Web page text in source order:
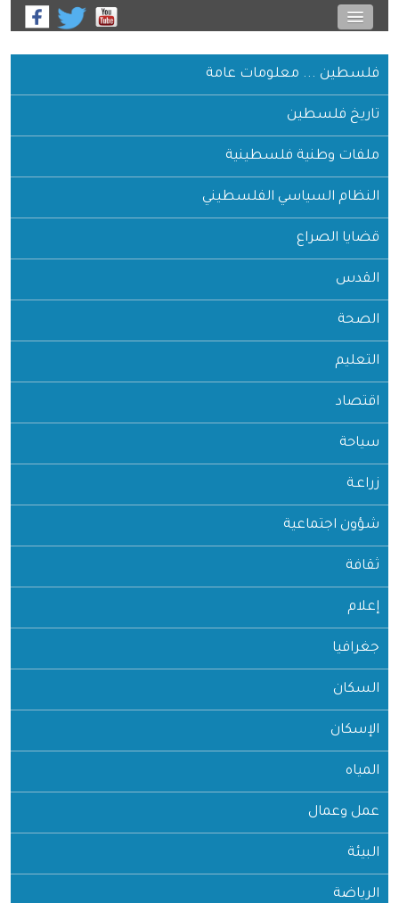
فلسطين ... معلومات عامة
تاريخ فلسطين
ملفات وطنية فلسطينية
النظام السياسي الفلسطيني
قضايا الصراع
القدس
الصحة
التعليم
اقتصاد
سياحة
زراعـة
شؤون اجتماعية
ثقافة
إعلام
جغرافيا
السكان
الإسكان
المياه
عمل وعمال
البيئة
الرياضة